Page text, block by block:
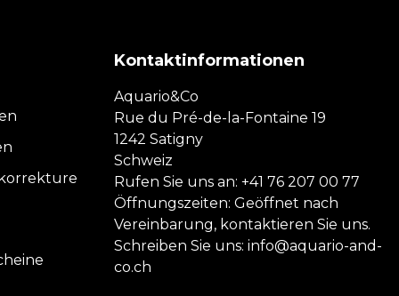
Kontaktinformationen
Aquario&Co
Rue du Pré-de-la-Fontaine 19
1242 Satigny
Schweiz
Rufen Sie uns an: +41 76 207 00 77
Öffnungszeiten: Geöffnet nach
Vereinbarung, kontaktieren Sie uns.
Schreiben Sie uns: info@aquario-and-
co.ch